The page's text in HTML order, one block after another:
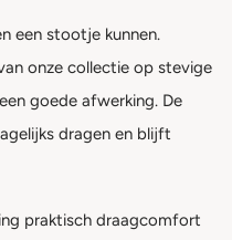
een stootje kunnen.
onze collectie op stevige
goede afwerking. De
dragen en blijft
praktisch draagcomfort